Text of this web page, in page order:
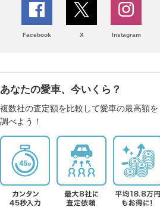
Facebook X Instagram
あなたの愛車、今いくら？
複数社の査定額を比較して愛車の最高額を
調べよう！